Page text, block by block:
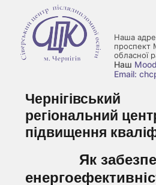
Наша
проспект
обласної
Наш
Email:
Чернігівський
регіональний
підвищення
Як